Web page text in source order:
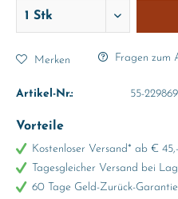
Merken Fragen zum
Artikel-Nr.: 55-
Vorteile
Kostenloser Versand* ab €
Tagesgleicher Versand bei
60 Tage Geld-Zurück-Garantie